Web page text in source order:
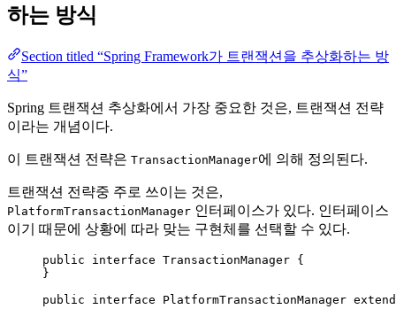
하는 방식
Section titled “Spring Framework가 트랜잭션을 추상화하는 방
식”
Spring 트랜잭션 추상화에서 가장 중요한 것은, 트랜잭션 전략
이라는 개념이다.
이 트랜잭션 전략은 TransactionManager에 의해 정의된다.
트랜잭션 전략중 주로 쓰이는 것은,
PlatformTransactionManager 인터페이스가 있다. 인터페이스
이기 때문에 상황에 따라 맞는 구현체를 선택할 수 있다.
public interface TransactionManager {
}
public
interface PlatformTransactionManager